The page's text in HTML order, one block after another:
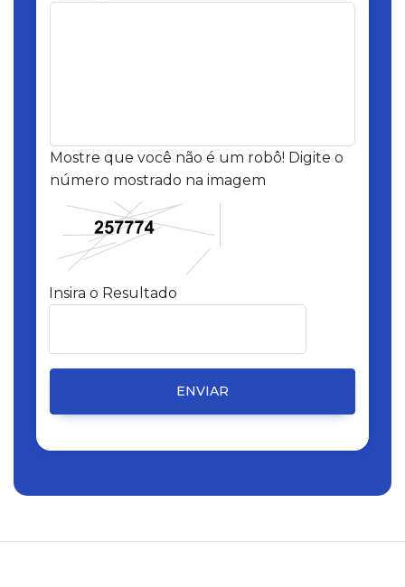
Mostre que você não é um robô! Digite o
número mostrado na imagem
Insira o Resultado
ENVIAR